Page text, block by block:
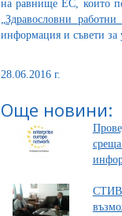
на равнище ЕС, които
„Здравословни
информация и съвети
28.06.2016 г.
Още новини:
СТИВ